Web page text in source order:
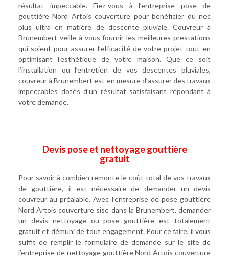
résultat impeccable. Fiez-vous à l’entreprise pose de
gouttière Nord Artois couverture pour bénéficier du nec
plus ultra en matière de descente pluviale. Couvreur à
Brunembert veille à vous fournir les meilleures prestations
qui soient pour assurer l’efficacité de votre projet tout en
optimisant l’esthétique de votre maison. Que ce soit
l’installation ou l’entretien de vos descentes pluviales,
couvreur à Brunembert est en mesure d’assurer des travaux
impeccables dotés d’un résultat satisfaisant répondant à
votre demande.
Devis pose et nettoyage gouttière
gratuit
Pour savoir à combien remonte le coût total de vos travaux
de gouttière, il est nécessaire de demander un devis
couvreur au préalable. Avec l’entreprise de pose gouttière
Nord Artois couverture sise dans la Brunembert, demander
un devis nettoyage ou pose gouttière est totalement
gratuit et démuni de tout engagement. Pour ce faire, il vous
suffit de remplir le formulaire de demande sur le site de
l’entreprise de nettoyage gouttière Nord Artois couverture